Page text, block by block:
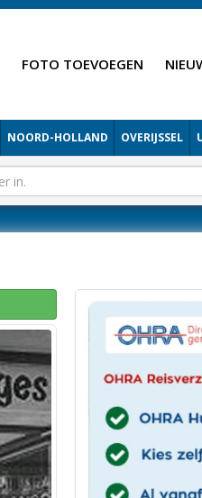
FOTO TOEVOEGEN
NOORD-HOLLAND OVERIJSSEL